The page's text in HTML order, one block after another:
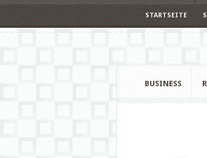
STARTSEITE
BUSINESS